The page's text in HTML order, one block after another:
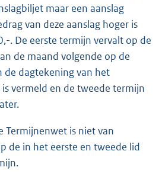
maar een aanslag
van deze aanslag hoger is
. De eerste termijn vervalt op de
de maand volgende op de
de dagtekening van het
vermeld en de tweede termijn
Termijnenwet is niet van
de in het eerste en tweede lid